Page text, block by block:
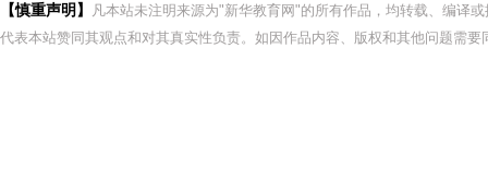
【慎重声明】
凡本站未注明来源为"新华教育网"的所有作品，均转载、编译
代表本站赞同其观点和对其真实性负责。如因作品内容、版权和其他问题需